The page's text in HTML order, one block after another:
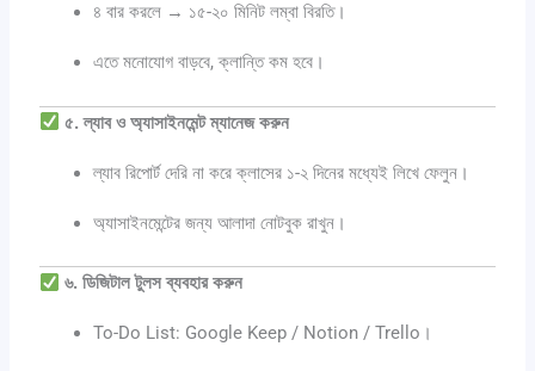
৪ বার করলে → ১৫-২০ মিনিট লম্বা বিরতি।
এতে মনোযোগ বাড়বে, ক্লান্তি কম হবে।
৫. ল্যাব ও অ্যাসাইনমেন্ট ম্যানেজ করুন
ল্যাব রিপোর্ট দেরি না করে ক্লাসের ১-২ দিনের মধ্যেই লিখে ফেলুন।
অ্যাসাইনমেন্টের জন্য আলাদা নোটবুক রাখুন।
৬. ডিজিটাল টুলস ব্যবহার করুন
To-Do List: Google Keep / Notion / Trello।